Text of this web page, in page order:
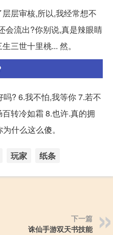
层审核,所以,我经常想不
会流出?你别说,真是辣眼睛
三世十里桃... 然。
? 6.我不怕,我等你 7.若不
转冷如霜 8.也许.真的拥
什么这么傻。
玩家 纸条
下一篇
诛仙手游双天书技能